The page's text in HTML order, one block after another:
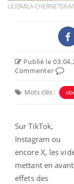
LIUDMILA
Publié le
Commenter
Mots clés :
Sur TikTok,
Instagram ou
encore X, les
mettant en
effets des